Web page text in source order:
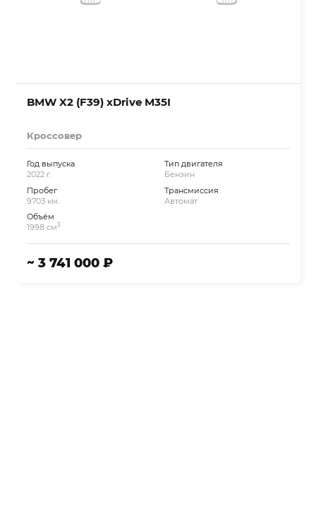
BMW X2 (F39) xDrive M35I
Кроссовер
Год выпуска
2022 г.
Пробег
9703 км.
Объём
1998 см3
Тип двигателя
Бензин
Трансмиссия
Автомат
~ 3 741 000 ₽